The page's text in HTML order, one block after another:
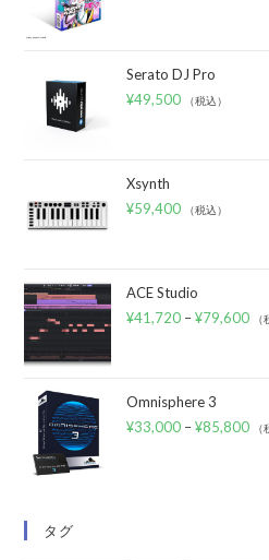
Serato DJ Pro
¥49,500 （税込）
Xsynth
¥59,400 （税込）
ACE Studio
¥41,720 –¥79,600 （
Omnisphere 3
¥33,000 –¥85,800 （
タグ